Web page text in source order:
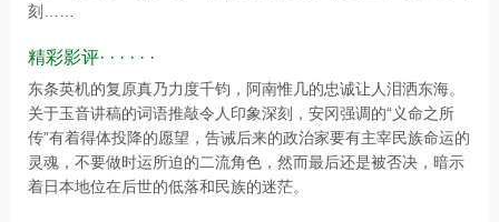
刻……
精彩影评· · · · · ·
东条英机的复原真乃力度千钧，阿南惟几的忠诚让人泪洒东海。
关于玉音讲稿的词语推敲令人印象深刻，安冈强调的“义命之所
传”有着得体投降的愿望，告诫后来的政治家要有主宰民族命运的
灵魂，不要做时运所迫的二流角色，然而最后还是被否决，暗示
着日本地位在后世的低落和民族的迷茫。